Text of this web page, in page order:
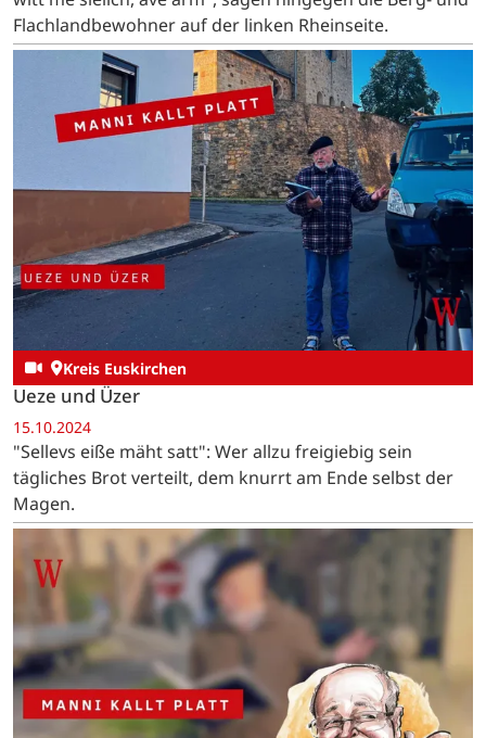
Flachlandbewohner auf der linken Rheinseite.
Kreis Euskirchen
Ueze und Üzer
15.10.2024
"Sellevs eiße mäht satt": Wer allzu freigiebig sein
tägliches Brot verteilt, dem knurrt am Ende selbst der
Magen.